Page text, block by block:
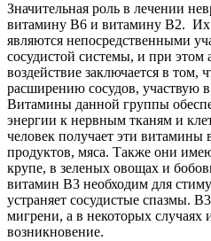
Значительная роль в лечении
витамину В6 и витамину В2. Их
являются непосредственными
сосудистой системы, и при
воздействие заключается в том,
расширению сосудов, участвую
Витамины данной группы
энергии к нервным тканям и
человек получает эти витамины
продуктов, мяса. Также они
крупе, в зеленых овощах и
витамин В3 необходим для
устраняет сосудистые спазмы.
мигрени, а в некоторых случаях
возникновение.